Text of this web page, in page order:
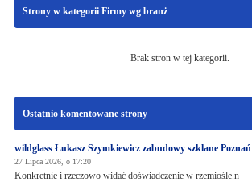
Strony w kategorii Firmy wg branż
Brak stron w tej kategorii.
Ostatnio komentowane strony
wildglass Łukasz Szymkiewicz zabudowy szklane Poznań
27 Lipca 2026, o 17:20
Konkretnie i rzeczowo widać doświadczenie w rzemiośle.n